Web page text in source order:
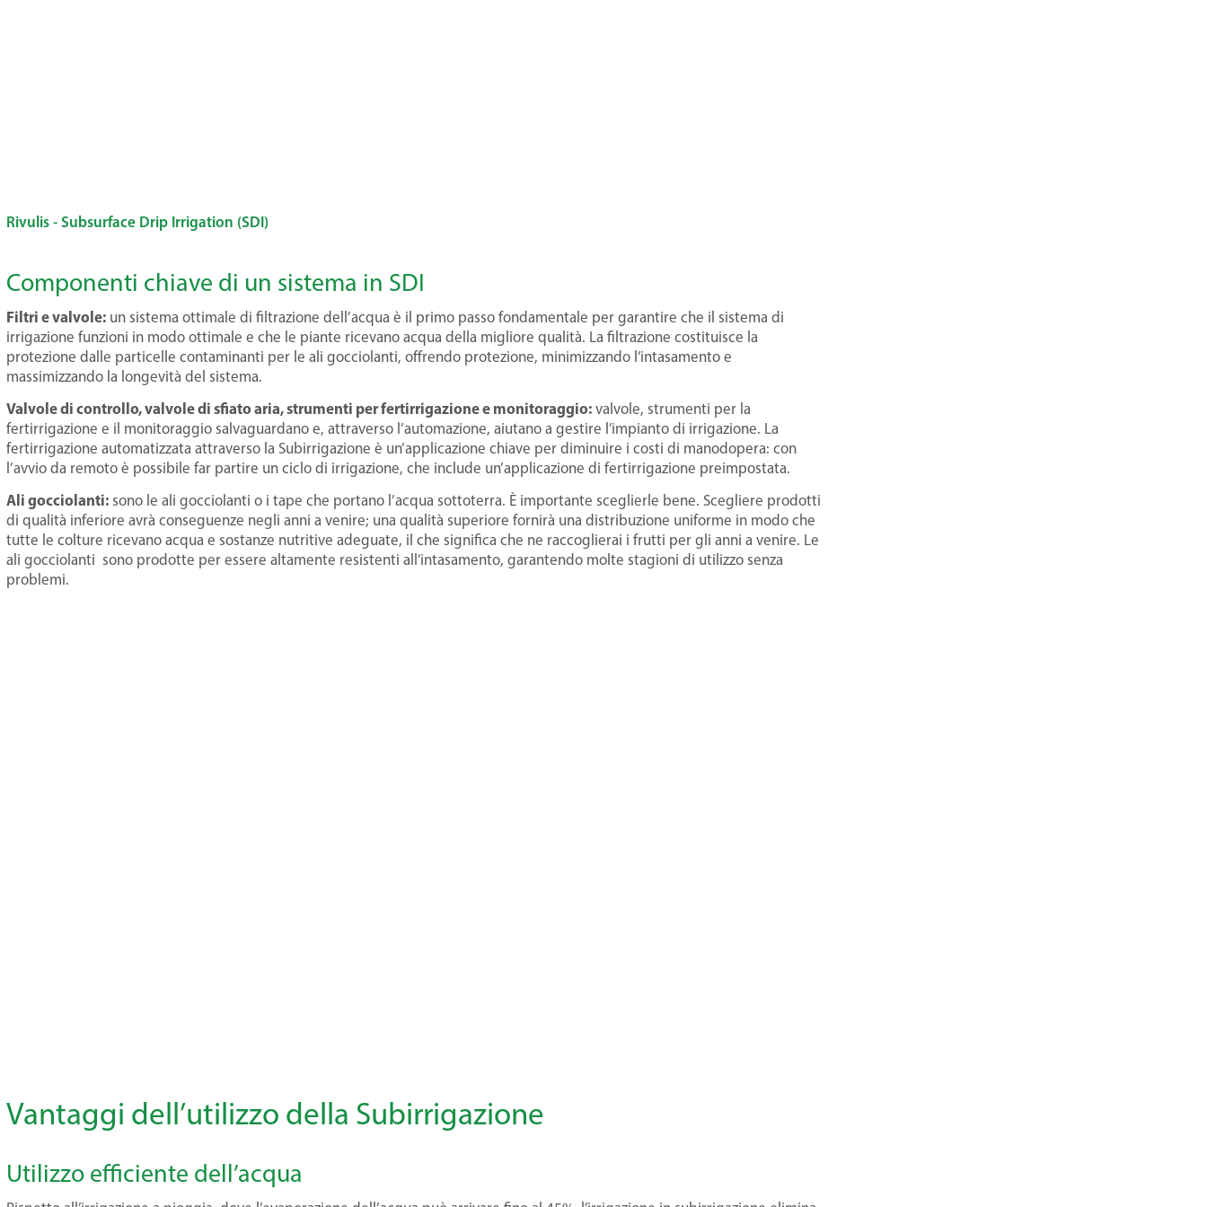
Rivulis - Subsurface Drip Irrigation (SDI)
Componenti chiave di un sistema in SDI
Filtri e valvole: un sistema ottimale di filtrazione dell’acqua è il primo passo fondamentale per garantire che il sistema di
irrigazione funzioni in modo ottimale e che le piante ricevano acqua della migliore qualità. La filtrazione costituisce la
protezione dalle particelle contaminanti per le ali gocciolanti, offrendo protezione, minimizzando l’intasamento e
massimizzando la longevità del sistema.
Valvole di controllo, valvole di sfiato aria, strumenti per fertirrigazione e monitoraggio: valvole, strumenti per la
fertirrigazione e il monitoraggio salvaguardano e, attraverso l’automazione, aiutano a gestire l’impianto di irrigazione. La
fertirrigazione automatizzata attraverso la Subirrigazione è un’applicazione chiave per diminuire i costi di manodopera: con
l’avvio da remoto è possibile far partire un ciclo di irrigazione, che include un’applicazione di fertirrigazione preimpostata.
Ali gocciolanti: sono le ali gocciolanti o i tape che portano l’acqua sottoterra. È importante sceglierle bene. Scegliere prodotti
di qualità inferiore avrà conseguenze negli anni a venire; una qualità superiore fornirà una distribuzione uniforme in modo che
tutte le colture ricevano acqua e sostanze nutritive adeguate, il che significa che ne raccoglierai i frutti per gli anni a venire. Le
ali gocciolanti sono prodotte per essere altamente resistenti all’intasamento, garantendo molte stagioni di utilizzo senza
problemi.
Vantaggi dell’utilizzo della Subirrigazione
Utilizzo efficiente dell’acqua